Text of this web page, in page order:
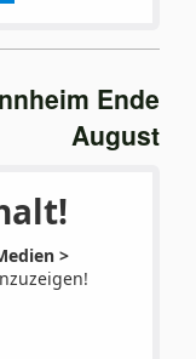
Ende
August
>